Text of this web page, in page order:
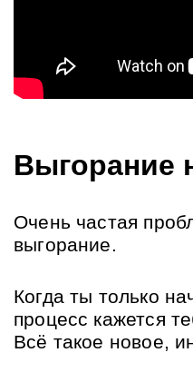
Выгорание
Очень частая
выгорание.
Когда ты только
процесс кажется
Всё такое новое,